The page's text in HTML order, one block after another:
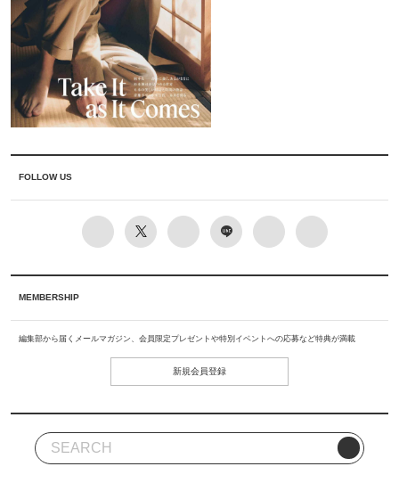
FOLLOW US
MEMBERSHIP
編集部から届くメールマガジン、会員限定プレゼントや特別イベントへの応募など特典が満載
新規会員登録